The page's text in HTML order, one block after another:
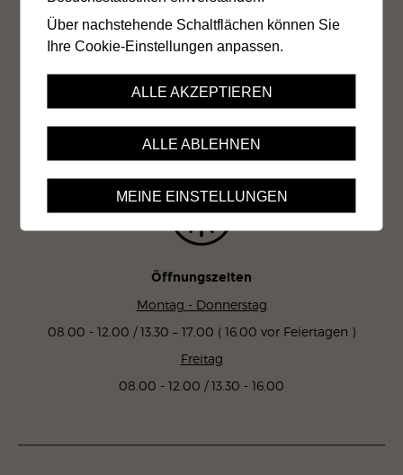
Kantonale IV-Stelle Wallis
Av. de la Gare 15
1951 Sitten
Öffnungszeiten
Montag - Donnerstag
08.00 - 12.00 / 13.30 – 17.00 ( 16.00 vor Feiertagen )
Freitag
08.00 - 12.00 / 13.30 - 16.00
Über nachstehende Schaltflächen können Sie
Ihre Cookie-Einstellungen anpassen.
ALLE AKZEPTIEREN
ALLE ABLEHNEN
MEINE EINSTELLUNGEN